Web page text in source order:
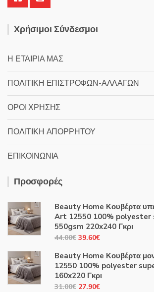
Χρήσιμοι Σύνδεσμοι
Η ΕΤΑΙΡΙΑ ΜΑΣ
ΠΟΛΙΤΙΚΗ ΕΠΙΣΤΡΟΦΩΝ-ΑΛΛΑΓΩΝ
ΟΡΟΙ ΧΡΗΣΗΣ
ΠΟΛΙΤΙΚΗ ΑΠΟΡΡΗΤΟΥ
ΕΠΙΚΟΙΝΩΝΙΑ
Προσφορές
Beauty Home Κουβέρτα
Art 12550 100%
550gsm 220x240 Γκρι
44.00€ Original
was:
44.00€.
39.60€Η
τιμή
είναι:
39.60€.
Beauty Home Κουβέρτα
12550 100% polyester
160x220 Γκρι
31.00€ Original
27.90€Η